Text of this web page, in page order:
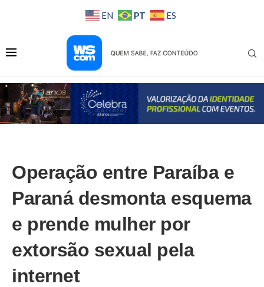
EN PT ES
Operação entre Paraíba e
Paraná desmonta esquema
e prende mulher por
extorsão sexual pela
internet